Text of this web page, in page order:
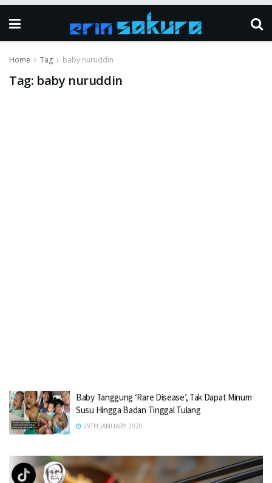
Home Tag baby nuruddin
Tag: baby nuruddin
Baby Tanggung ‘Rare Disease’, Tak Dapat Minum
Susu Hingga Badan Tinggal Tulang
29TH JANUARY 2020